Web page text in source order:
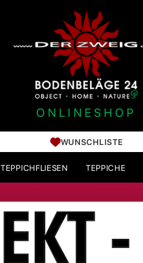
ONLINESHOP
WUNSCHLISTE
TEPPICHFLIESEN TEPPICHE